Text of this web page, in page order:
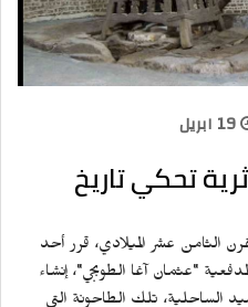
تحكي تاريخ
الثامن عشر الميلادي، قرر أحد
"عثمان آغا الطوبجي"، إنشاء
الساحلية، تلك الطاحونة التي